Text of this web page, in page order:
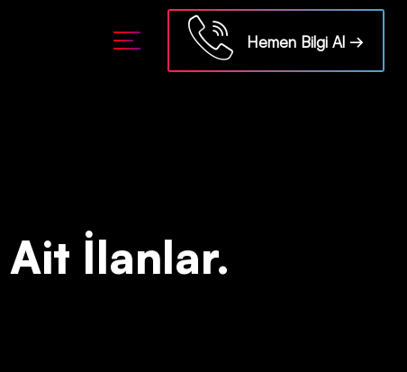
api/kontrol/etiket.php on line18 Hemen Bilgi Al →
İlanlar.